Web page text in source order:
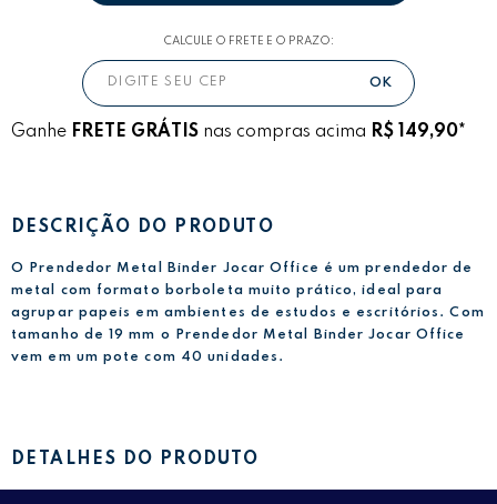
CALCULE O FRETE E O PRAZO:
Ganhe FRETE GRÁTIS nas compras acima R$ 149,90*
DESCRIÇÃO DO PRODUTO
O Prendedor Metal Binder Jocar Office é um prendedor de
metal com formato borboleta muito prático, ideal para
agrupar papeis em ambientes de estudos e escritórios. Com
tamanho de 19 mm o Prendedor Metal Binder Jocar Office
vem em um pote com 40 unidades.
DETALHES DO PRODUTO